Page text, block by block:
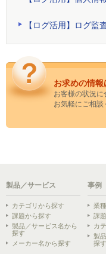
【ログ活用】ログ監
お求めの情報
お客様の状況に
お気軽にご相談
製品／サービス
カテゴリから探す
課題から探す
製品／サービス名から
探す
メーカー名から探す
事例
業
課
カ
製
探す